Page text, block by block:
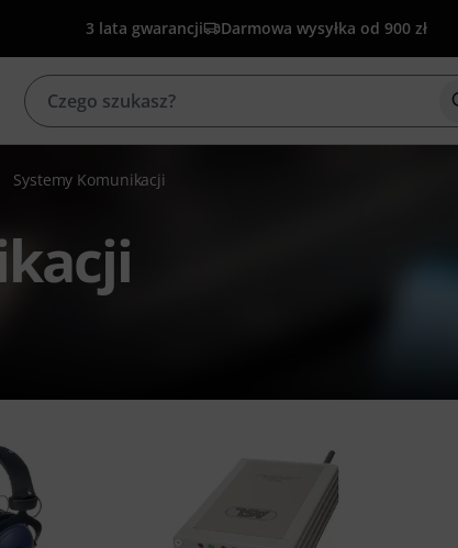
3 lata gwarancji Darmowa wysyłka od 900 zł
Systemy Komunikacji